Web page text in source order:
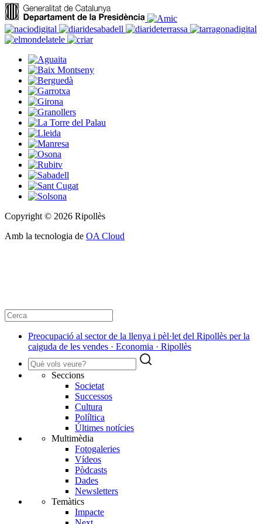
Copyright © 2026 Ripollès
Amb la tecnologia de OA Cloud
Preocupació al sector de la llenya i pèl·let del Ripollès per la
caiguda de les vendes · Economia · Ripollès
Seccions
Societat
Successos
Cultura
Políltica
Últimes notícies
Multimèdia
Fotogaleries
Vídeos
Pòdcasts
Dades
Newsletters
Temàtics
Impacte